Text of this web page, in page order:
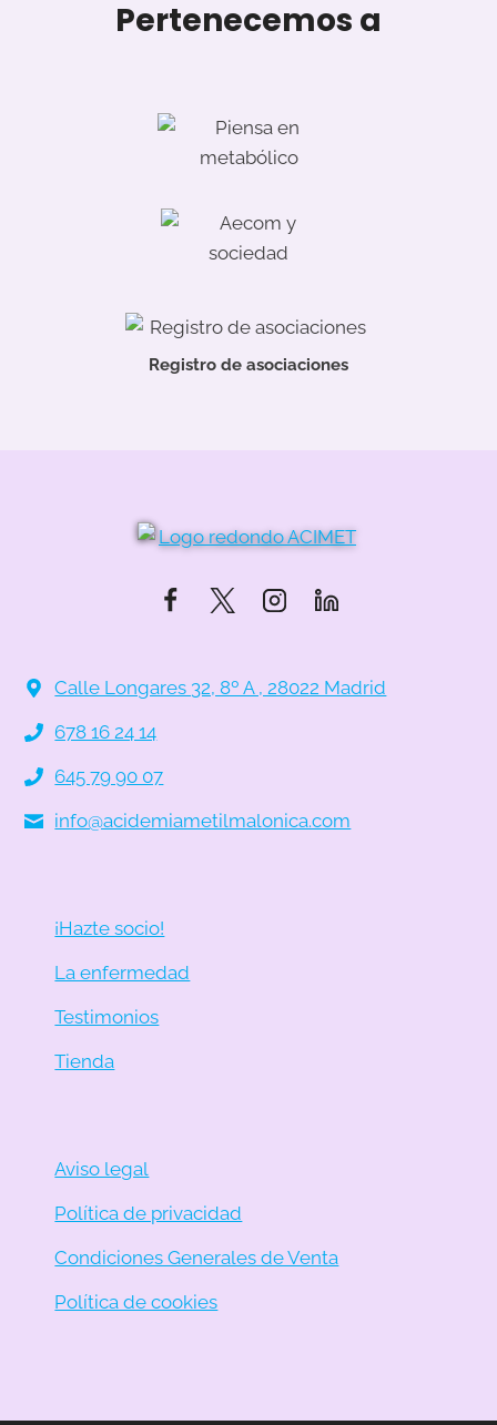
Pertenecemos a
Registro de asociaciones
Calle Longares 32, 8º A , 28022 Madrid
678 16 24 14
645 79 90 07
info@acidemiametilmalonica.com
¡Hazte socio!
La enfermedad
Testimonios
Tienda
Aviso legal
Política de privacidad
Condiciones Generales de Venta
Política de cookies